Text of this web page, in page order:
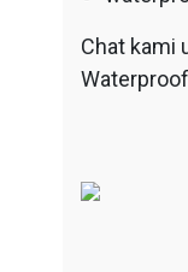
Chat kami